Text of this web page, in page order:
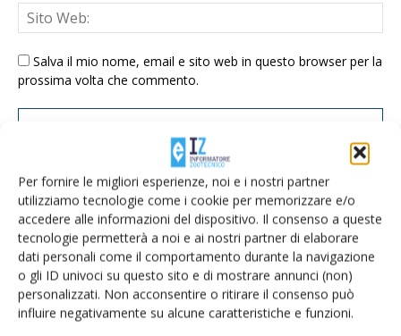
Per fornire le migliori esperienze, noi e i nostri partner
utilizziamo tecnologie come i cookie per memorizzare e/o
accedere alle informazioni del dispositivo. Il consenso a queste
tecnologie permetterà a noi e ai nostri partner di elaborare
dati personali come il comportamento durante la navigazione
o gli ID univoci su questo sito e di mostrare annunci (non)
personalizzati. Non acconsentire o ritirare il consenso può
influire negativamente su alcune caratteristiche e funzioni.
Salva il mio nome, email e sito web in questo browser per la
prossima volta che commento.
E-magazine
Tecniche, prodotti e servizi dalle aziende